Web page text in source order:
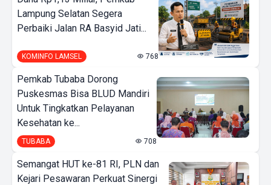
Lampung Selatan Segera
Perbaiki Jalan RA Basyid Jati...
KOMINFO LAMSEL 768
Pemkab Tubaba Dorong
Puskesmas Bisa BLUD Mandiri
Untuk Tingkatkan Pelayanan
Kesehatan ke...
TUBABA 708
Semangat HUT ke-81 RI, PLN dan
Kejari Pesawaran Perkuat Sinergi